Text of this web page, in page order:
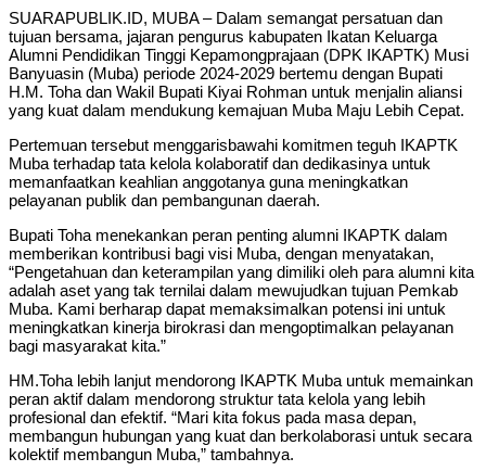
SUARAPUBLIK.ID, MUBA – Dalam semangat persatuan dan
tujuan bersama, jajaran pengurus kabupaten Ikatan Keluarga
Alumni Pendidikan Tinggi Kepamongprajaan (DPK IKAPTK) Musi
Banyuasin (Muba) periode 2024-2029 bertemu dengan Bupati
H.M. Toha dan Wakil Bupati Kiyai Rohman untuk menjalin aliansi
yang kuat dalam mendukung kemajuan Muba Maju Lebih Cepat.
Pertemuan tersebut menggarisbawahi komitmen teguh IKAPTK
Muba terhadap tata kelola kolaboratif dan dedikasinya untuk
memanfaatkan keahlian anggotanya guna meningkatkan
pelayanan publik dan pembangunan daerah.
Bupati Toha menekankan peran penting alumni IKAPTK dalam
memberikan kontribusi bagi visi Muba, dengan menyatakan,
“Pengetahuan dan keterampilan yang dimiliki oleh para alumni kita
adalah aset yang tak ternilai dalam mewujudkan tujuan Pemkab
Muba. Kami berharap dapat memaksimalkan potensi ini untuk
meningkatkan kinerja birokrasi dan mengoptimalkan pelayanan
bagi masyarakat kita.”
HM.Toha lebih lanjut mendorong IKAPTK Muba untuk memainkan
peran aktif dalam mendorong struktur tata kelola yang lebih
profesional dan efektif. “Mari kita fokus pada masa depan,
membangun hubungan yang kuat dan berkolaborasi untuk secara
kolektif membangun Muba,” tambahnya.